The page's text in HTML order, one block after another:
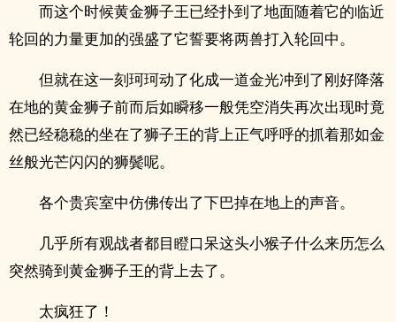
而这个时候黄金狮子王已经扑到了地面随着它的临近
轮回的力量更加的强盛了它誓要将两兽打入轮回中。
但就在这一刻珂珂动了化成一道金光冲到了刚好降落
在地的黄金狮子前而后如瞬移一般凭空消失再次出现时竟
然已经稳稳的坐在了狮子王的背上正气呼呼的抓着那如金
丝般光芒闪闪的狮鬓呢。
各个贵宾室中仿佛传出了下巴掉在地上的声音。
几乎所有观战者都目瞪口呆这头小猴子什么来历怎么
突然骑到黄金狮子王的背上去了。
太疯狂了！